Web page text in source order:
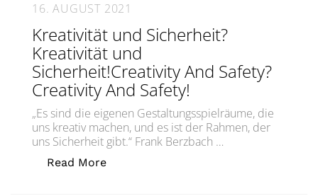
16. AUGUST 2021
Kreativität und Sicherheit?
Kreativität und
Sicherheit!Creativity And Safety?
Creativity And Safety!
„Es sind die eigenen Gestaltungsspielräume, die
uns kreativ machen, und es ist der Rahmen, der
uns Sicherheit gibt.“ Frank Berzbach …
Read More„Kreativität und Sicherheit?